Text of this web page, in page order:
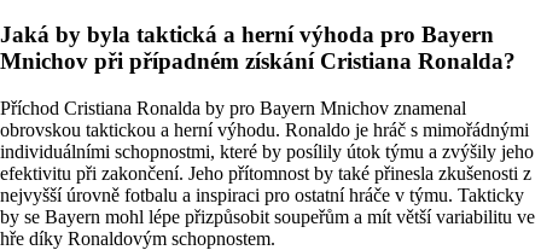
Jaká by byla taktická a herní výhoda pro Bayern
Mnichov při případném získání Cristiana Ronalda?
Příchod Cristiana Ronalda by pro Bayern Mnichov znamenal
obrovskou taktickou a herní výhodu. Ronaldo je hráč s mimořádnými
individuálními schopnostmi, které by posílily útok týmu a zvýšily jeho
efektivitu při zakončení. Jeho přítomnost by také přinesla zkušenosti z
nejvyšší úrovně fotbalu a inspiraci pro ostatní hráče v týmu. Takticky
by se Bayern mohl lépe přizpůsobit soupeřům a mít větší variabilitu ve
hře díky Ronaldovým schopnostem.